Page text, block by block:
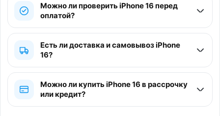
Можно ли проверить iPhone 16 перед
оплатой?
Есть ли доставка и самовывоз iPhone
16?
Можно ли купить iPhone 16 в рассрочку
или кредит?